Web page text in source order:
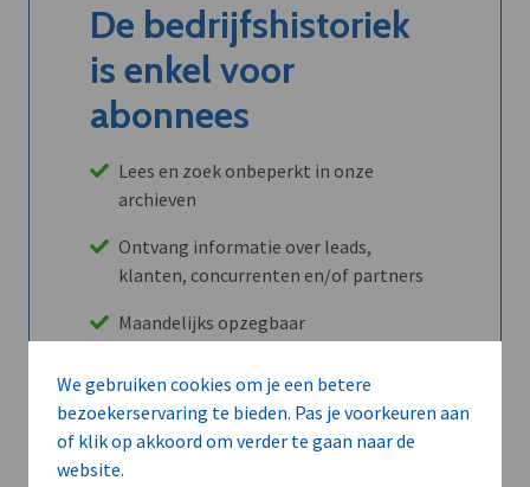
We gebruiken cookies om je een betere
bezoekerservaring te bieden. Pas je voorkeuren aan
of klik op akkoord om verder te gaan naar de
website.
De bedrijfshistoriek
is enkel voor
abonnees
Lees en zoek onbeperkt in onze
archieven
Ontvang informatie over leads,
klanten, concurrenten en/of partners
Maandelijks opzegbaar
Ontdek alle voordelen